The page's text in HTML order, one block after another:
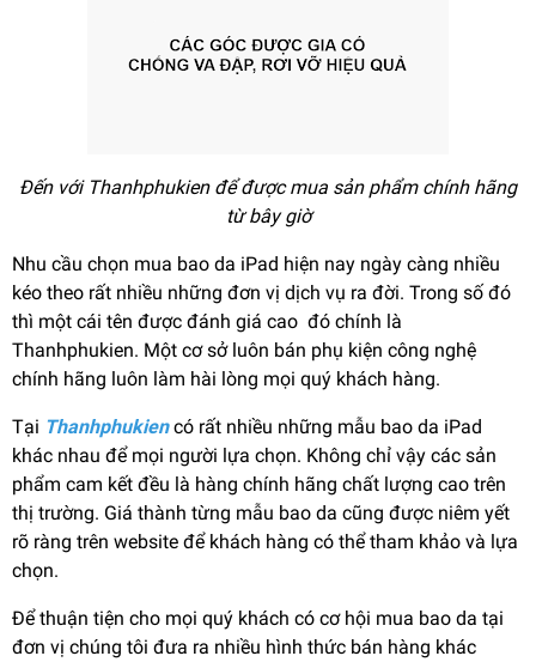
Đến với Thanhphukien để được mua sản phẩm chính hãng
từ bây giờ
Nhu cầu chọn mua bao da iPad hiện nay ngày càng nhiều
kéo theo rất nhiều những đơn vị dịch vụ ra đời. Trong số đó
thì một cái tên được đánh giá cao đó chính là
Thanhphukien. Một cơ sở luôn bán phụ kiện công nghệ
chính hãng luôn làm hài lòng mọi quý khách hàng.
Tại Thanhphukiencó rất nhiều những mẫu bao da iPad
khác nhau để mọi người lựa chọn. Không chỉ vậy các sản
phẩm cam kết đều là hàng chính hãng chất lượng cao trên
thị trường. Giá thành từng mẫu bao da cũng được niêm yết
rõ ràng trên website để khách hàng có thể tham khảo và lựa
chọn.
Để thuận tiện cho mọi quý khách có cơ hội mua bao da tại
đơn vị chúng tôi đưa ra nhiều hình thức bán hàng khác